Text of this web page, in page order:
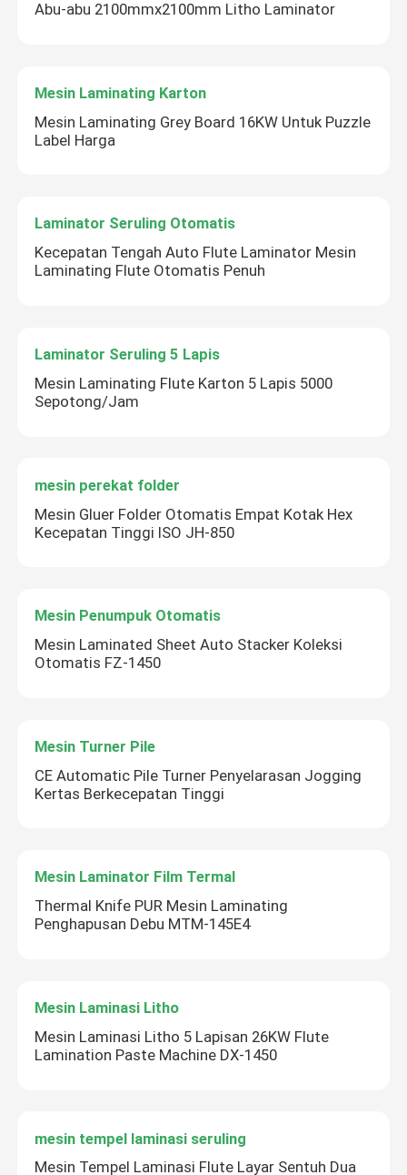
Abu-abu 2100mmx2100mm Litho Laminator
Mesin Laminating Karton
Mesin Laminating Grey Board 16KW Untuk Puzzle
Label Harga
Laminator Seruling Otomatis
Kecepatan Tengah Auto Flute Laminator Mesin
Laminating Flute Otomatis Penuh
Laminator Seruling 5 Lapis
Mesin Laminating Flute Karton 5 Lapis 5000
Sepotong/Jam
mesin perekat folder
Mesin Gluer Folder Otomatis Empat Kotak Hex
Kecepatan Tinggi ISO JH-850
Mesin Penumpuk Otomatis
Mesin Laminated Sheet Auto Stacker Koleksi
Otomatis FZ-1450
Mesin Turner Pile
CE Automatic Pile Turner Penyelarasan Jogging
Kertas Berkecepatan Tinggi
Mesin Laminator Film Termal
Thermal Knife PUR Mesin Laminating
Penghapusan Debu MTM-145E4
Mesin Laminasi Litho
Mesin Laminasi Litho 5 Lapisan 26KW Flute
Lamination Paste Machine DX-1450
mesin tempel laminasi seruling
Mesin Tempel Laminasi Flute Layar Sentuh Dua